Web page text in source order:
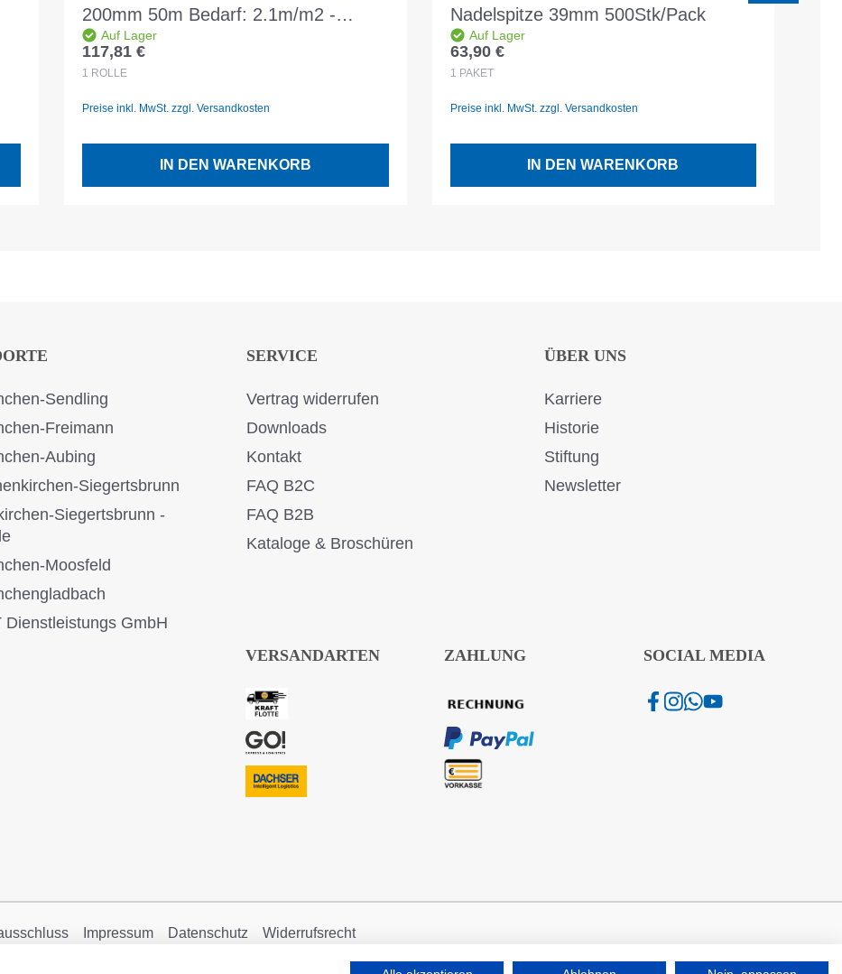
200mm 50m Bedarf: 2.1m/m2 -
aussen
Auf Lager
Regulärer Preis:
117,81 €
1 ROLLE
Preise inkl. MwSt. zzgl. Versandkosten
IN DEN WARENKORB
Nadelspitze 39mm 500Stk/Pack
Auf Lager
Regulärer Preis:
63,90 €
1 PAKET
Preise inkl. MwSt. zzgl. Versandkosten
IN DEN WARENKORB
Sendling
Freimann
Aubing
Siegertsbrunn
Siegertsbrunn -
Moosfeld
Dienstleistungs GmbH
SERVICE
Vertrag widerrufen
Downloads
Kontakt
FAQ B2C
FAQ B2B
Kataloge & Broschüren
ÜBER UNS
Karriere
Historie
Stiftung
Newsletter
VERSANDARTEN ZAHLUNG SOCIAL MEDIA
Impressum Datenschutz Widerrufsrecht